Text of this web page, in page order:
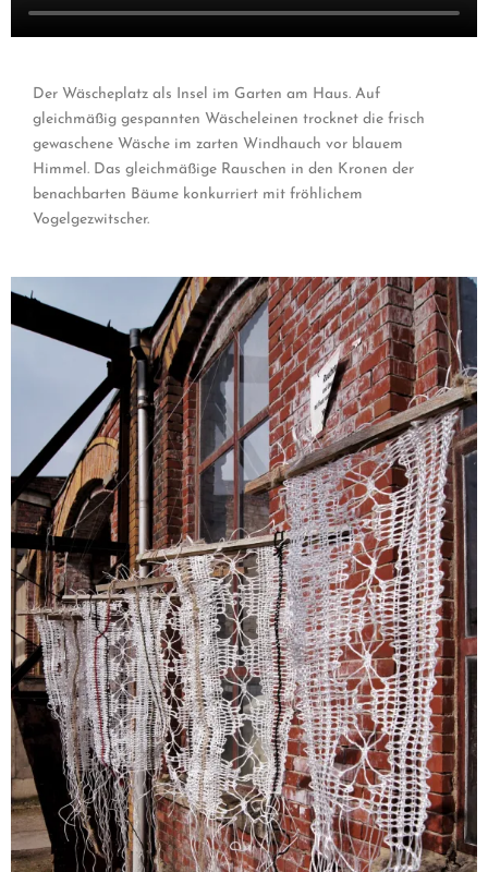
Der Wäscheplatz als Insel im Garten am Haus. Auf
gleichmäßig gespannten Wäscheleinen trocknet die frisch
gewaschene Wäsche im zarten Windhauch vor blauem
Himmel. Das gleichmäßige Rauschen in den Kronen der
benachbarten Bäume konkurriert mit fröhlichem
Vogelgezwitscher.